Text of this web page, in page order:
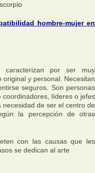
hombre-mujer en
por ser muy
y personal. Necesitan
seguros. Son personas
líderes o jefes
de ser el centro de
la percepción de otras
con las causas que les
se dedican al arte